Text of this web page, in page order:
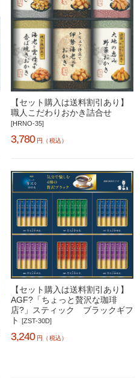
【セット購入は送料割引あり】
職人こだわりおかき詰合せ
[HRNO-35]
3,780 円（税込）
【セット購入は送料割引あり】
AGF?「ちょっと贅沢な珈琲
店?」スティック ブラックギフ
ト [ZST-30D]
3,240 円（税込）